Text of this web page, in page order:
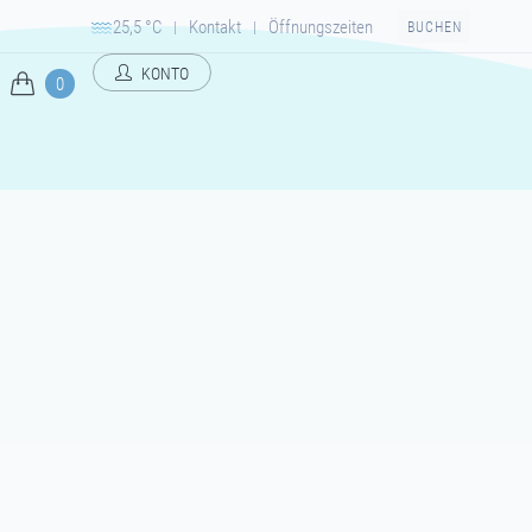
25,5 °C | Kontakt | Öffnungszeiten BUCHEN
0 KONTO